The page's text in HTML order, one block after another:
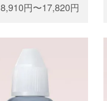
8,910円〜17,820円